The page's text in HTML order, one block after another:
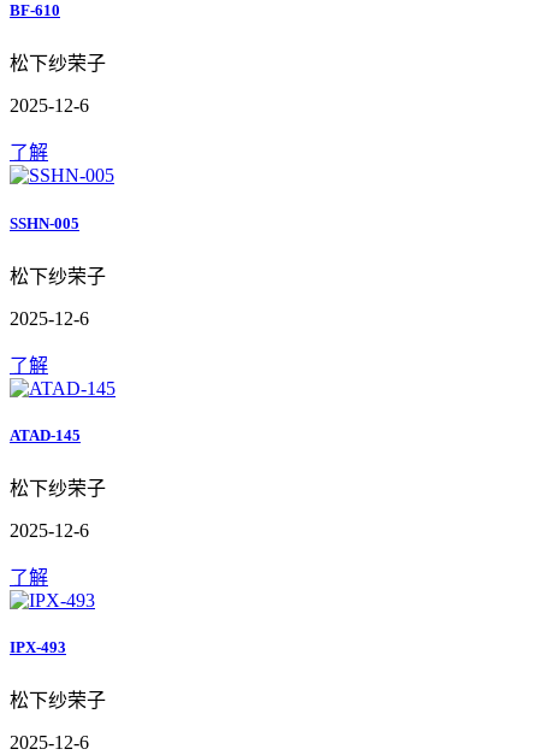
BF-610
松下纱荣子
2025-12-6
了解
SSHN-005
松下纱荣子
2025-12-6
了解
ATAD-145
松下纱荣子
2025-12-6
了解
IPX-493
松下纱荣子
2025-12-6